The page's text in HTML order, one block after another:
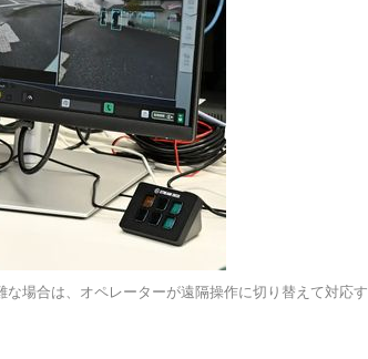
場合は、オペレーターが遠隔操作に切り替えて対応す